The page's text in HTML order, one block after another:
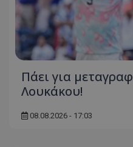
Πάει για
Λουκάκου!
08.08.2026 - 17:03